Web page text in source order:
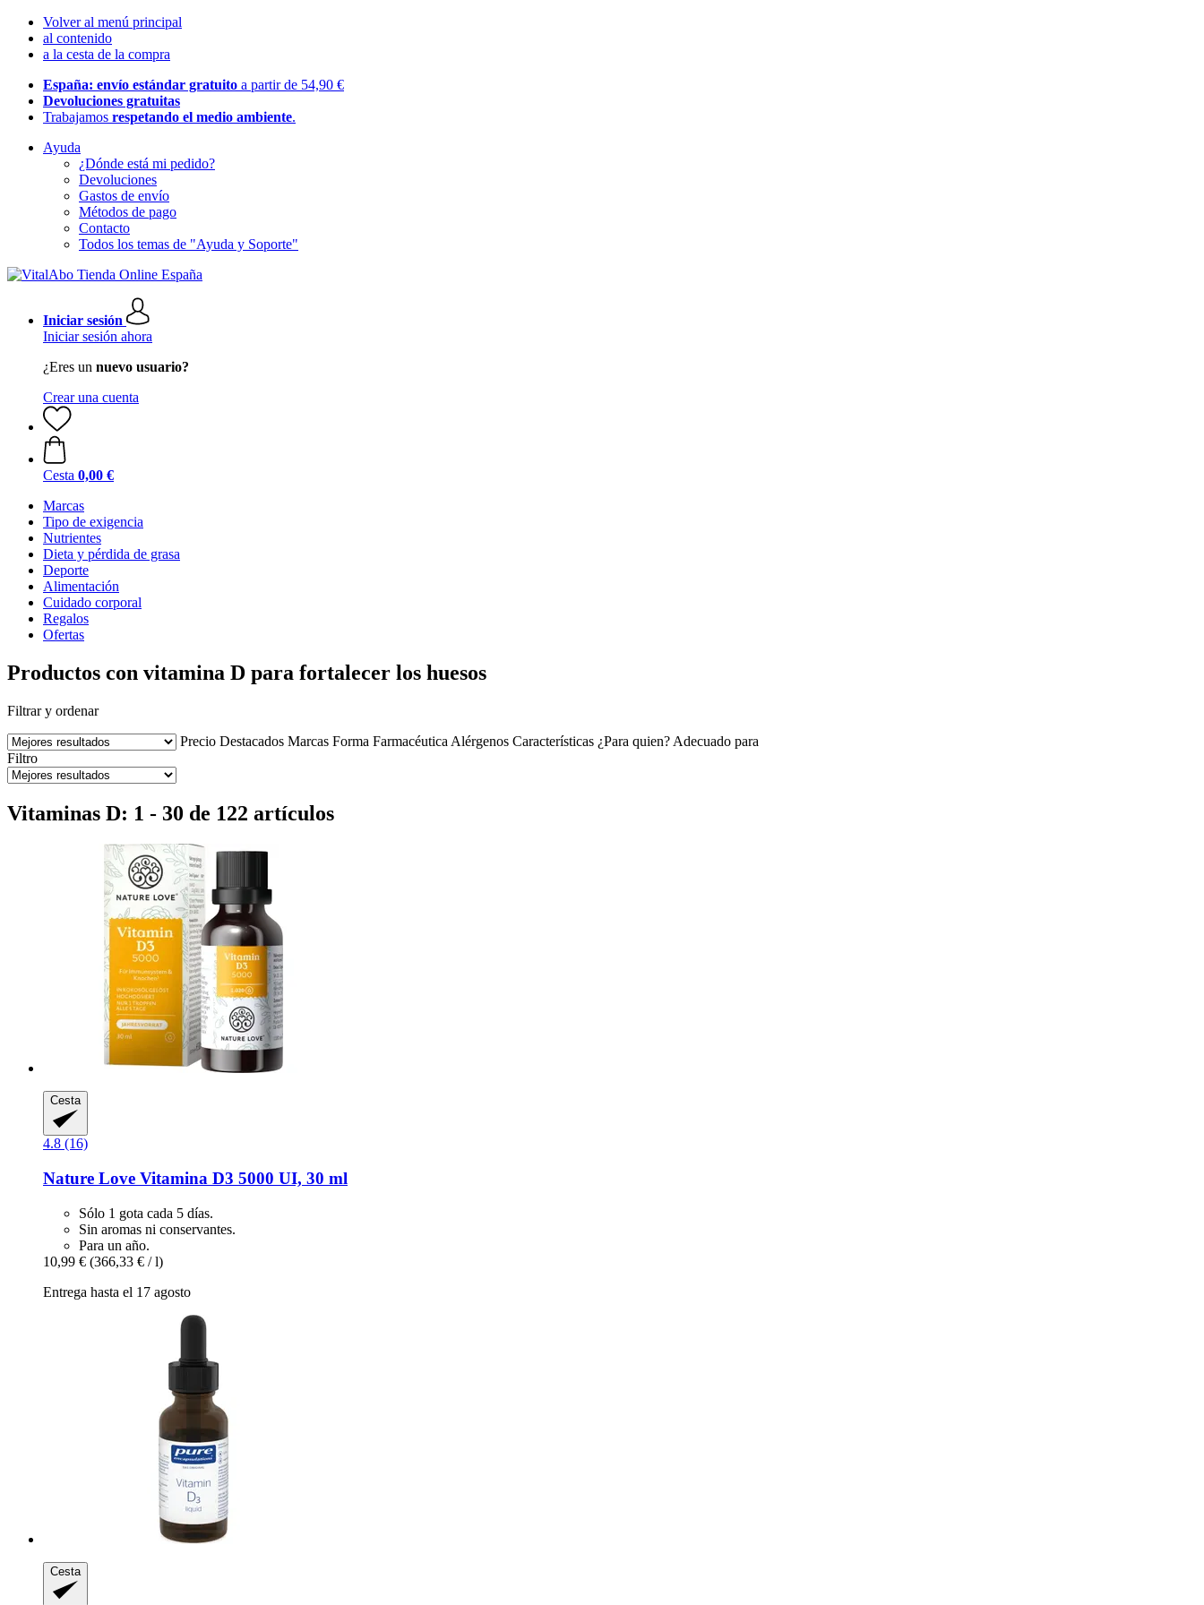
Volver al menú principal
al contenido
a la cesta de la compra
España: envío estándar gratuito a partir de 54,90 €
Devoluciones gratuitas
Trabajamos respetando el medio ambiente.
Ayuda
¿Dónde está mi pedido?
Devoluciones
Gastos de envío
Métodos de pago
Contacto
Todos los temas de "Ayuda y Soporte"
Iniciar sesión
Iniciar sesión ahora
¿Eres un nuevo usuario?
Crear una cuenta
Cesta 0,00 €
Marcas
Tipo de exigencia
Nutrientes
Dieta y pérdida de grasa
Deporte
Alimentación
Cuidado corporal
Regalos
Ofertas
Productos con vitamina D para fortalecer los huesos
Filtrar y ordenar
Precio Destacados Marcas Forma Farmacéutica Alérgenos Características ¿Para quien? Adecuado para
Filtro
Vitaminas D: 1 - 30 de 122 artículos
Cesta
4.8 (16)
Nature Love Vitamina D3 5000 UI, 30 ml
Sólo 1 gota cada 5 días.
Sin aromas ni conservantes.
Para un año.
10,99 € (366,33 € / l)
Entrega hasta el 17 agosto
Cesta